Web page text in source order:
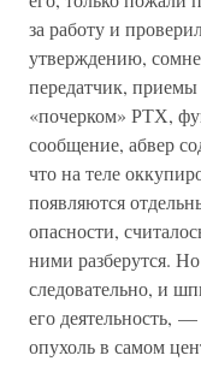
за работу и
утверждению,
передатчик, приемы
«почерком» РТХ,
сообщение, абвер
что на теле
появляются
опасности,
ними разберутся.
следовательно, и
его деятельность,
опухоль в самом